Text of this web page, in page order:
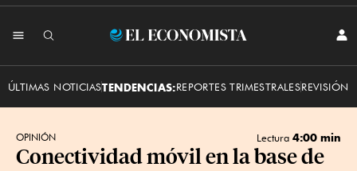
El
ÚLTIMAS NOTICIASTENDENCIAS:REPORTES TRIMESTRALESREVISIÓN
OPINIÓN Lectura 4:00 min
Conectividad móvil en la base de